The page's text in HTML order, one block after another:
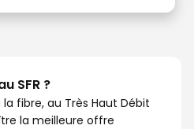
SFR ?
fibre, au Très Haut Débit
la meilleure offre